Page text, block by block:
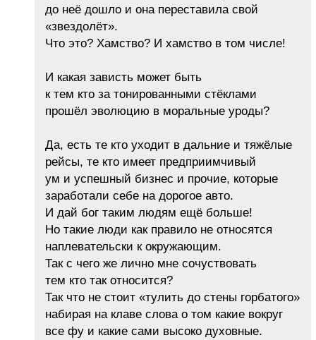
до неё дошло и она переставила свой
«звездолёт».
Что это? Хамство? И хамство в том числе!
И какая зависть может быть
к тем кто за тонированными стёклами
прошёл эволюцию в моральные уроды?
Да, есть те кто уходит в дальние и тяжёлые
рейсы, те кто имеет предприимчивый
ум и успешный бизнес и прочие, которые
заработали себе на дорогое авто.
И дай бог таким людям ещё больше!
Но такие люди как правило не относятся
наплевательски к окружающим.
Так с чего же лично мне сочуствовать
тем кто так относится?
Так что не стоит «тулить до стены горбатого»
набирая на клаве слова о том какие вокруг
все фу и какие сами высоко духовные.